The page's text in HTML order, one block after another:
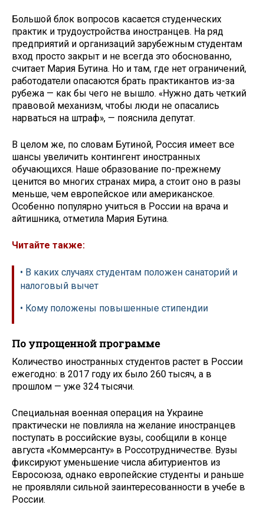
Большой блок вопросов касается студенческих
практик и трудоустройства иностранцев. На ряд
предприятий и организаций зарубежным студентам
вход просто закрыт и не всегда это обоснованно,
считает Мария Бутина. Но и там, где нет ограничений,
работодатели опасаются брать практикантов из-за
рубежа — как бы чего не вышло. «Нужно дать четкий
правовой механизм, чтобы люди не опасались
нарваться на штраф», — пояснила депутат.
В целом же, по словам Бутиной, Россия имеет все
шансы увеличить контингент иностранных
обучающихся. Наше образование по-прежнему
ценится во многих странах мира, а стоит оно в разы
меньше, чем европейское или американское.
Особенно популярно учиться в России на врача и
айтишника, отметила Мария Бутина.
Читайте также:
• В каких случаях студентам положен санаторий и
налоговый вычет
• Кому положены повышенные стипендии
По упрощенной программе
Количество иностранных студентов растет в России
ежегодно: в 2017 году их было 260 тысяч, а в
прошлом — уже 324 тысячи.
Специальная военная операция на Украине
практически не повлияла на желание иностранцев
поступать в российские вузы, сообщили в конце
августа «Коммерсанту» в Россотрудничестве. Вузы
фиксируют уменьшение числа абитуриентов из
Евросоюза, однако европейские студенты и раньше
не проявляли сильной заинтересованности в учебе в
России.